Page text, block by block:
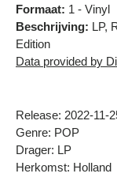
Formaat: 1 - Vinyl
Beschrijving: LP,
Edition
Data provided by
Release: 2022-11-
Genre: POP
Drager: LP
Herkomst: Holland